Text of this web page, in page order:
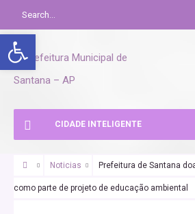
Abrir a barra de ferramentas
CIDADE INTELIGENTE
Noticias Prefeitura de Santana
como parte de projeto de educação ambiental